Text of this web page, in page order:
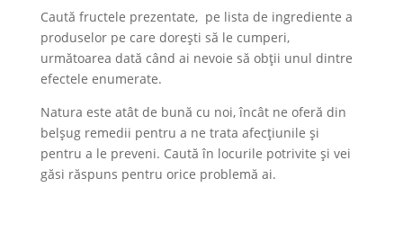
Caută fructele prezentate, pe lista de ingrediente a
produselor pe care dorești să le cumperi,
următoarea dată când ai nevoie să obții unul dintre
efectele enumerate.
Natura este atât de bună cu noi, încât ne oferă din
belșug remedii pentru a ne trata afecțiunile și
pentru a le preveni. Caută în locurile potrivite și vei
găsi răspuns pentru orice problemă ai.